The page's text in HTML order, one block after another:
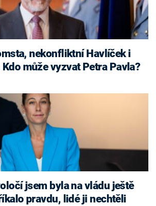
může vyzvat Petra Pavla?
jsem byla na vládu ještě
pravdu, lidé ji nechtěli